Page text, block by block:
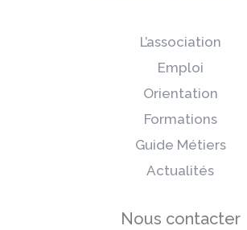
L’association
Emploi
Orientation
Formations
Guide Métiers
Actualités
Nous contacter